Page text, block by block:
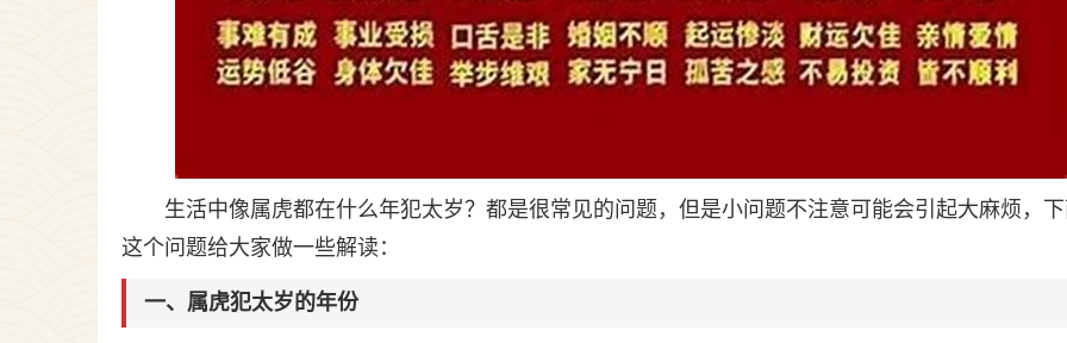
生活中像属虎都在什么年犯太岁？都是很常见的问题，但是小问题不注意可能会引起大麻烦，
这个问题给大家做一些解读：
一、属虎犯太岁的年份